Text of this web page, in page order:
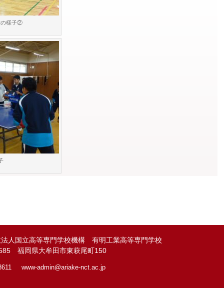
の様子②
人国立高等専門学校機構 有明工業高等専門学校
福岡県大牟田市東萩尾町150
www-admin@ariake-nct.ac.jp